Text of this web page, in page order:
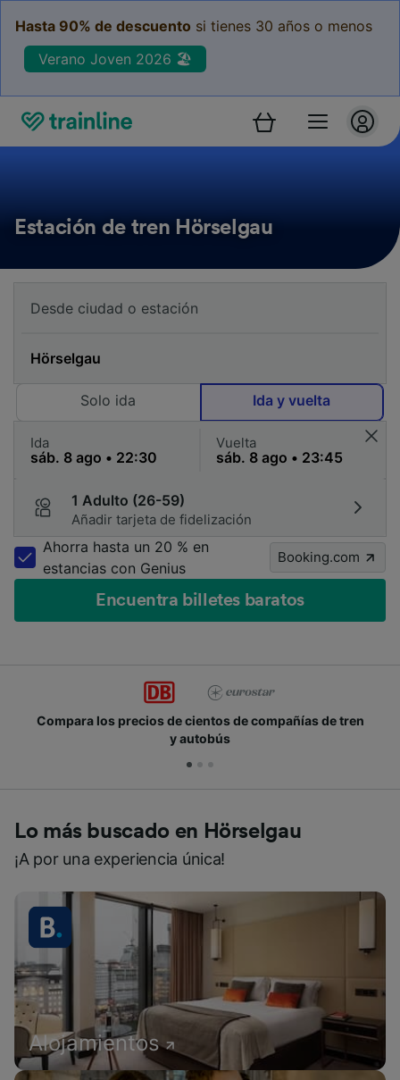
Hasta 90% de descuento si tienes 30 años o menos
Verano Joven 2026 🏖️
Estación de tren Hörselgau
Solo ida Ida y vuelta
Ida Vuelta
1 Adulto (26-59)
Añadir tarjeta de fidelización
Ahorra hasta un 20 % en
estancias con Genius
Booking.com
Encuentra billetes baratos
Compara los precios de cientos de compañías de tren
y autobús
Lo más buscado en Hörselgau
¡A por una experiencia única!
Alojamientos